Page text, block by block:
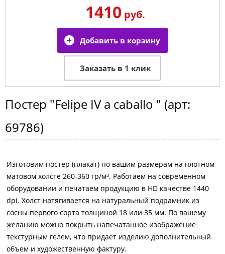
1410руб.
Постер "Felipe IV a caballo " (арт:
69786)
Изготовим постер (плакат) по вашим размерам на плотном
матовом холсте 260-360 гр/м³. Работаем на современном
оборудовании и печатаем продукцию в HD качестве 1440
dpi. Холст натягивается на натуральный подрамник из
сосны первого сорта толщиной 18 или 35 мм. По вашему
желанию можно покрыть напечатанное изображение
текстурным гелем, что придает изделию дополнительный
объем и художественную фактуру.